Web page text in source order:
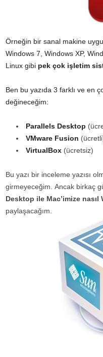
Örneğin bir sanal makine
Windows 7, Windows XP,
Linux gibi pek çok işletim
Ben bu yazıda 3 farklı ve en
değineceğim:
Parallels Desktop
VMware Fusion
VirtualBox (ücretsiz)
Bu yazı bir inceleme yazısı
girmeyeceğim. Ancak birkaç
Desktop ile Mac’imize
paylaşacağım.